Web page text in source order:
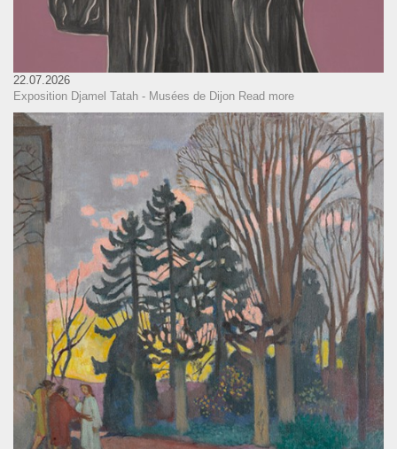
22.07.2026
Exposition Djamel Tatah - Musées de Dijon Read more